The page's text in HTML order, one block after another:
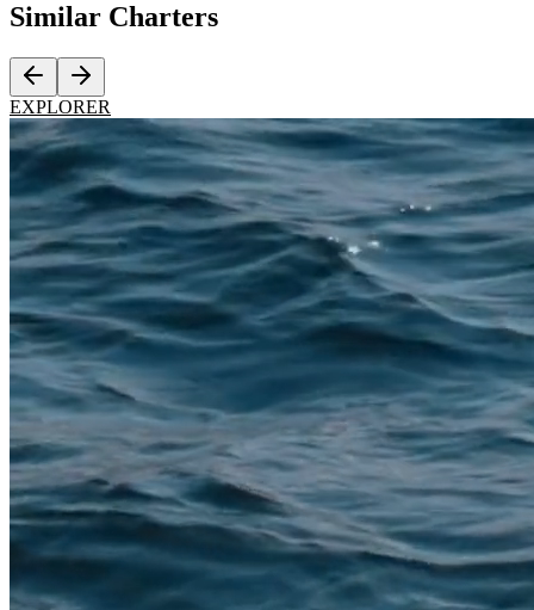
Similar Charters
EXPLORER